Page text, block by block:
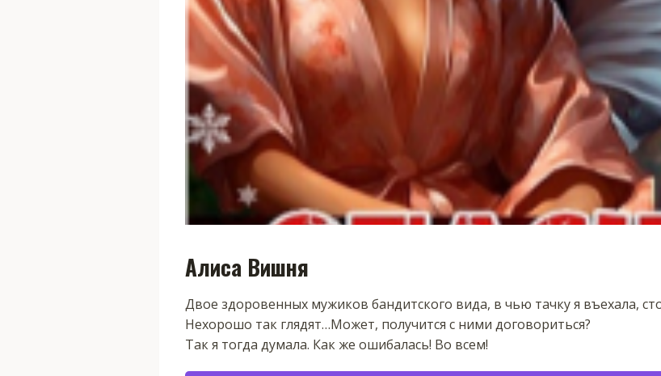
Алиса Вишня
Двое здоровенных мужиков бандитского вида, в чью тачку я въехала,
Нехорошо так глядят…Может, получится с ними договориться?
Так я тогда думала. Как же ошибалась! Во всем!